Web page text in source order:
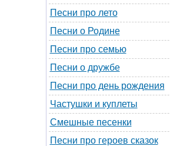
Песни про лето
Песни о Родине
Песни про семью
Песни о дружбе
Песни про день рождения
Частушки и куплеты
Смешные песенки
Песни про героев сказок